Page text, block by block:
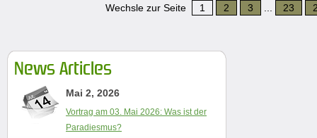
Wechsle zur Seite 1 2 3 23
News Articles
Mai 2, 2026
Vortrag am 03. Mai 2026: Was ist der
Paradiesmus?